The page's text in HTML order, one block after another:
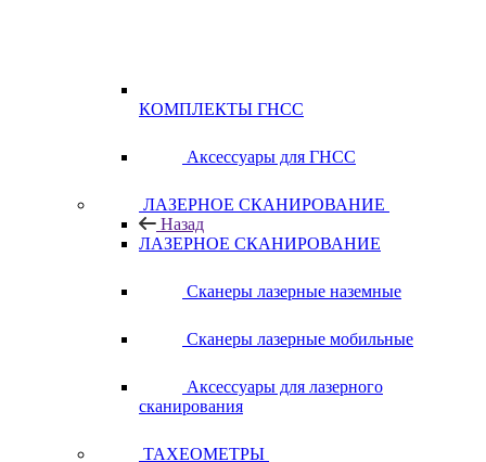
КОМПЛЕКТЫ ГНСС
Аксессуары для ГНСС
ЛАЗЕРНОЕ СКАНИРОВАНИЕ
Назад
ЛАЗЕРНОЕ СКАНИРОВАНИЕ
Сканеры лазерные наземные
Сканеры лазерные мобильные
Аксессуары для лазерного
сканирования
ТАХЕОМЕТРЫ